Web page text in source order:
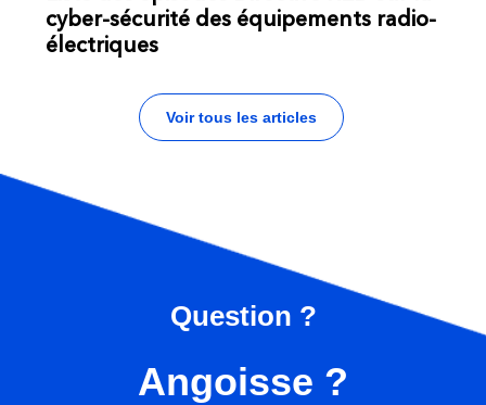
cyber-sécurité des équipements radio-
électriques
Voir tous les articles
Question ?
Angoisse ?